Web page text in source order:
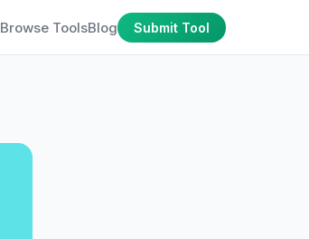
Browse ToolsBlog Submit Tool